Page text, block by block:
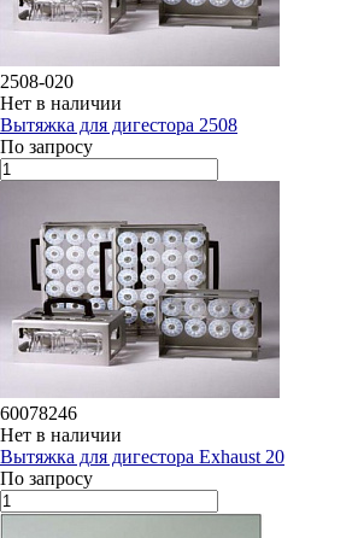
2508-020
Нет в наличии
Вытяжка для дигестора 2508
По запросу
60078246
Нет в наличии
Вытяжка для дигестора Exhaust 20
По запросу